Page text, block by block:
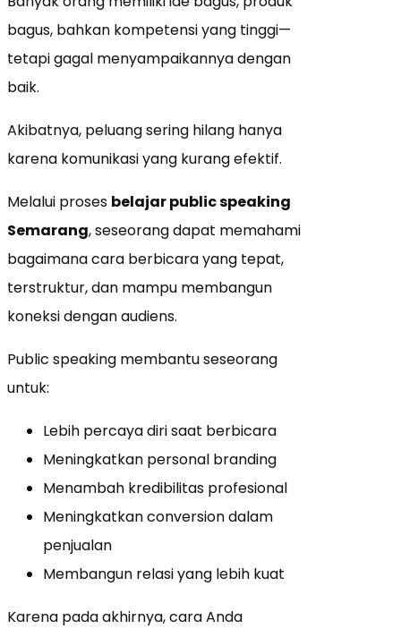
bagus, bahkan kompetensi yang tinggi—
tetapi gagal menyampaikannya dengan
baik.
Akibatnya, peluang sering hilang hanya
karena komunikasi yang kurang efektif.
Melalui proses belajar public speaking
Semarang, seseorang dapat memahami
bagaimana cara berbicara yang tepat,
terstruktur, dan mampu membangun
koneksi dengan audiens.
Public speaking membantu seseorang
untuk:
Lebih percaya diri saat berbicara
Meningkatkan personal branding
Menambah kredibilitas profesional
Meningkatkan conversion dalam
penjualan
Membangun relasi yang lebih kuat
Karena pada akhirnya, cara Anda